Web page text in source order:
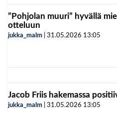
”Pohjolan muuri” hyvällä
otteluun
jukka_malm 31.05.2026 13:05
Jacob Friis hakemassa
jukka_malm 31.05.2026 13:05